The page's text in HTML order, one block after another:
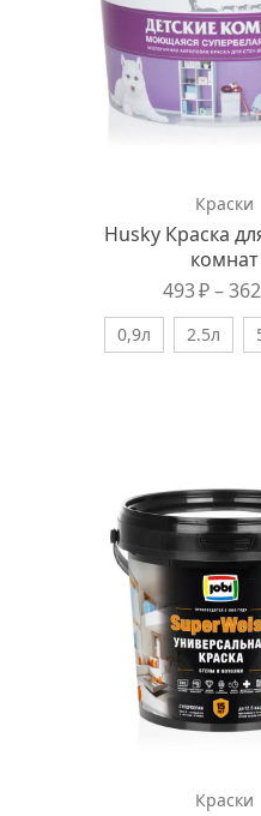
Краски
Husky Краска
комнат
493₽ –
0,9л 2.5л
Краски